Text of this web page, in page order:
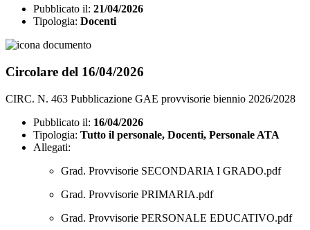
Pubblicato il: 21/04/2026
Tipologia: Docenti
Circolare del 16/04/2026
CIRC. N. 463 Pubblicazione GAE provvisorie biennio 2026/2028
Pubblicato il: 16/04/2026
Tipologia: Tutto il personale, Docenti, Personale ATA
Allegati:
Grad. Provvisorie SECONDARIA I GRADO.pdf
Grad. Provvisorie PRIMARIA.pdf
Grad. Provvisorie PERSONALE EDUCATIVO.pdf